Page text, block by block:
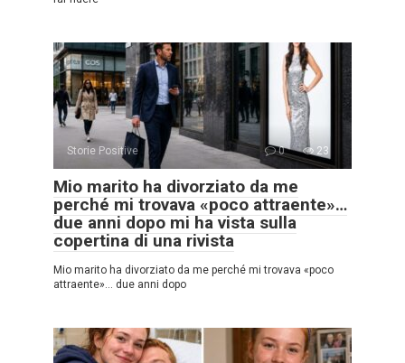
Storie Positive 0 23
Mio marito ha divorziato da me
perché mi trovava «poco attraente»…
due anni dopo mi ha vista sulla
copertina di una rivista
Mio marito ha divorziato da me perché mi trovava «poco
attraente»… due anni dopo